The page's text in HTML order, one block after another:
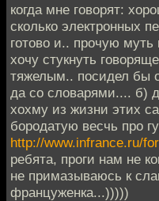
когда мне говорят:
сколько электронных
готово и.. прочую
хочу стукнуть
тяжелым.. посидел бы
да со словарями.... б)
хохму из жизни этих
бородатую весчь про
http://www.infrance.ru/
ребята, проги нам не
не примазываюсь к
француженка...)))))